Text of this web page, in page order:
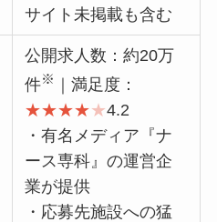
サイト未掲載も含む
公開求人数：約20万
件※ ｜満足度：
★★★★★4.2
・有名メディア『ナ
ース専科』の運営企
業が提供
・応募先施設への猛